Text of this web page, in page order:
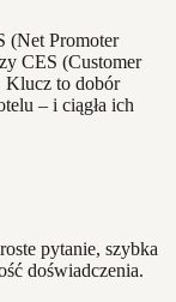
(Net Promoter
CES (Customer
Klucz to dobór
– i ciągła ich
pytanie, szybka
doświadczenia.